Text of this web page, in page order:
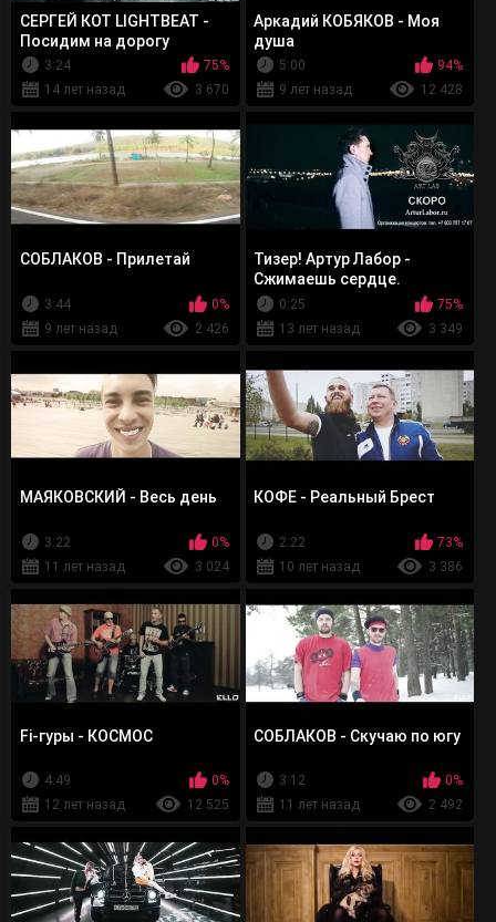
СЕРГЕЙ КОТ LIGHTBEAT -
Посидим на дорогу
3:24
75%
14 лет назад
3 670
Аркадий КОБЯКОВ - Моя
душа
5:00
94%
9 лет назад
12 428
СОБЛАКОВ - Прилетай
3:44
0%
9 лет назад
2 426
Тизер! Артур Лабор -
Сжимаешь сердце.
СКОРО...
0:25
75%
13 лет назад
3 349
МАЯКОВСКИЙ - Весь день
3:22
0%
11 лет назад
3 024
КОФЕ - Реальный Брест
2:22
73%
10 лет назад
3 386
Fi-гуры - КОСМОС
4:49
0%
12 лет назад
12 525
СОБЛАКОВ - Скучаю по югу
3:12
0%
11 лет назад
2 492